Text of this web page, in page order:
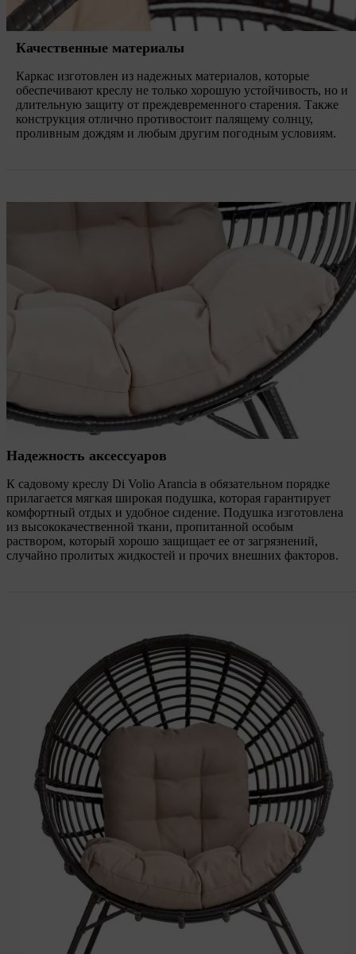
Качественные материалы
Каркас изготовлен из надежных материалов, которые
обеспечивают креслу не только хорошую устойчивость, но и
длительную защиту от преждевременного старения. Также
конструкция отлично противостоит палящему солнцу,
проливным дождям и любым другим погодным условиям.
Надежность аксессуаров
К садовому креслу Di Volio Arancia в обязательном порядке
прилагается мягкая широкая подушка, которая гарантирует
комфортный отдых и удобное сидение. Подушка изготовлена
из высококачественной ткани, пропитанной особым
раствором, который хорошо защищает ее от загрязнений,
случайно пролитых жидкостей и прочих внешних факторов.